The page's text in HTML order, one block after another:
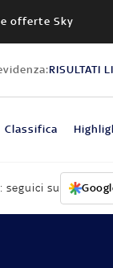
offerte Sky
RISULTATI
Classifica
seguici su